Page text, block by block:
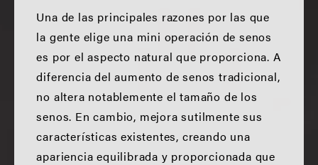
Una de las principales razones por las que
la gente elige una mini operación de senos
es por el aspecto natural que proporciona. A
diferencia del aumento de senos tradicional,
no altera notablemente el tamaño de los
senos. En cambio, mejora sutilmente sus
características existentes, creando una
apariencia equilibrada y proporcionada que